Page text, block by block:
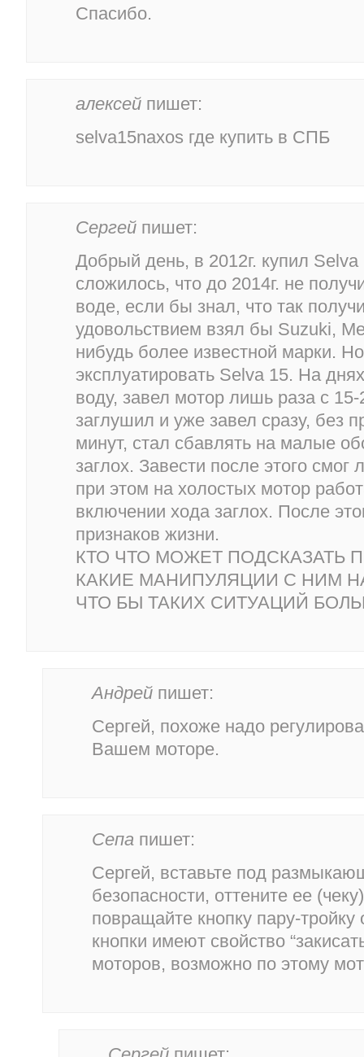
Спасибо.
алексей пишет:
selva15naxos где купить в СПБ
Сергей пишет:
Добрый день, в 2012г. купил Selva
сложилось, что до 2014г. не
воде, если бы знал, что так
удовольствием взял бы Suzuki,
нибудь более известной марки.
эксплуатировать Selva 15. На
воду, завел мотор лишь раза с
заглушил и уже завел сразу, без
минут, стал сбавлять на малые
заглох. Завести после этого
при этом на холостых мотор
включении хода заглох. После
признаков жизни.
КТО ЧТО МОЖЕТ ПОДСКАЗАТЬ
КАКИЕ МАНИПУЛЯЦИИ С НИМ
ЧТО БЫ ТАКИХ СИТУАЦИЙ
Андрей пишет:
Сергей, похоже надо
Вашем моторе.
Сепа пишет:
Сергей, вставьте под
безопасности, оттените ее
повращайте кнопку пару-
кнопки имеют свойство
моторов, возможно по этому